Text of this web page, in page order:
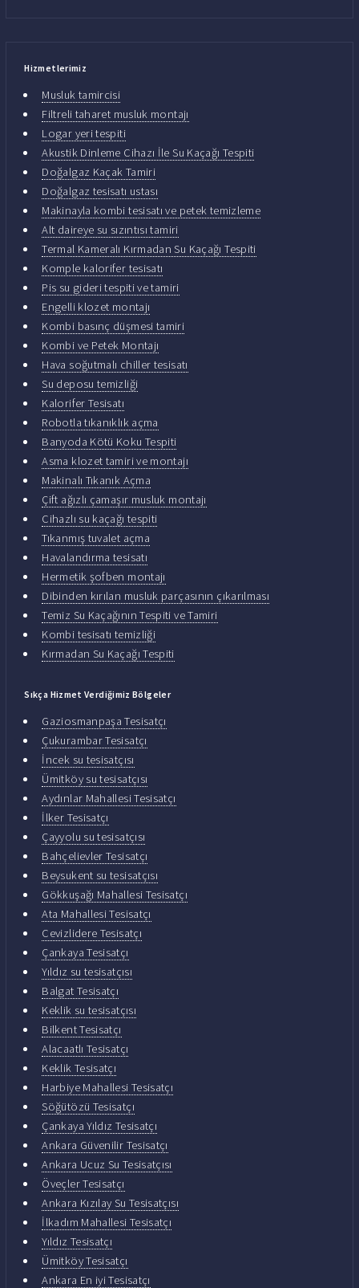
Hizmetlerimiz
Musluk tamircisi
Filtreli taharet musluk montajı
Logar yeri tespiti
Akustik Dinleme Cihazı İle Su Kaçağı Tespiti
Doğalgaz Kaçak Tamiri
Doğalgaz tesisatı ustası
Makinayla kombi tesisatı ve petek temizleme
Alt daireye su sızıntısı tamiri
Termal Kameralı Kırmadan Su Kaçağı Tespiti
Komple kalorifer tesisatı
Pis su gideri tespiti ve tamiri
Engelli klozet montajı
Kombi basınç düşmesi tamiri
Kombi ve Petek Montajı
Hava soğutmalı chiller tesisatı
Su deposu temizliği
Kalorifer Tesisatı
Robotla tıkanıklık açma
Banyoda Kötü Koku Tespiti
Asma klozet tamiri ve montajı
Makinalı Tıkanık Açma
Çift ağızlı çamaşır musluk montajı
Cihazlı su kaçağı tespiti
Tıkanmış tuvalet açma
Havalandırma tesisatı
Hermetik şofben montajı
Dibinden kırılan musluk parçasının çıkarılması
Temiz Su Kaçağının Tespiti ve Tamiri
Kombi tesisatı temizliği
Kırmadan Su Kaçağı Tespiti
Sıkça Hizmet Verdiğimiz Bölgeler
Gaziosmanpaşa Tesisatçı
Çukurambar Tesisatçı
İncek su tesisatçısı
Ümitköy su tesisatçısı
Aydınlar Mahallesi Tesisatçı
İlker Tesisatçı
Çayyolu su tesisatçısı
Bahçelievler Tesisatçı
Beysukent su tesisatçısı
Gökkuşağı Mahallesi Tesisatçı
Ata Mahallesi Tesisatçı
Cevizlidere Tesisatçı
Çankaya Tesisatçı
Yıldız su tesisatçısı
Balgat Tesisatçı
Keklik su tesisatçısı
Bilkent Tesisatçı
Alacaatlı Tesisatçı
Keklik Tesisatçı
Harbiye Mahallesi Tesisatçı
Söğütözü Tesisatçı
Çankaya Yıldız Tesisatçı
Ankara Güvenilir Tesisatçı
Ankara Ucuz Su Tesisatçısı
Öveçler Tesisatçı
Ankara Kızılay Su Tesisatçısı
İlkadım Mahallesi Tesisatçı
Yıldız Tesisatçı
Ümitköy Tesisatçı
Ankara En iyi Tesisatçı